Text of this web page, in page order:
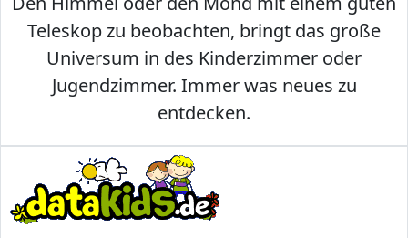
Teleskop zu beobachten, bringt das große
Universum in des Kinderzimmer oder
Jugendzimmer. Immer was neues zu
entdecken.